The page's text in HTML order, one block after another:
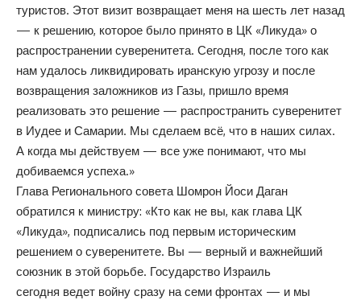
туристов. Этот визит возвращает меня на шесть лет назад
— к решению, которое было принято в ЦК «Ликуда» о
распространении суверенитета. Сегодня, после того как
нам удалось ликвидировать иранскую угрозу и после
возвращения заложников из Газы, пришло время
реализовать это решение — распространить суверенитет
в Иудее и Самарии. Мы сделаем всё, что в наших силах.
А когда мы действуем — все уже понимают, что мы
добиваемся успеха.»
Глава Регионального совета Шомрон Йоси Даган
обратился к министру: «Кто как не вы, как глава ЦК
«Ликуда», подписались под первым историческим
решением о суверенитете. Вы — верный и важнейший
союзник в этой борьбе. Государство Израиль
сегодня ведет войну сразу на семи фронтах — и мы